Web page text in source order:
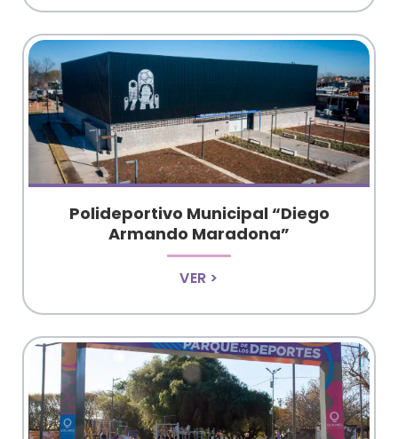
Polideportivo Municipal “Diego
Armando Maradona”
VER >